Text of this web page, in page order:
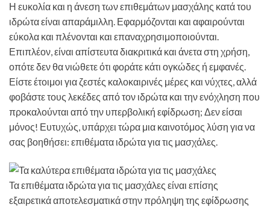
Η ευκολία και η άνεση των επιθεμάτων μασχάλης κατά του
ιδρώτα είναι απαράμιλλη. Εφαρμόζονται και αφαιρούνται
εύκολα και πλένονται και επαναχρησιμοποιούνται.
Επιπλέον, είναι απίστευτα διακριτικά και άνετα στη χρήση,
οπότε δεν θα νιώθετε ότι φοράτε κάτι ογκώδες ή εμφανές.
Είστε έτοιμοι για ζεστές καλοκαιρινές μέρες και νύχτες, αλλά
φοβάστε τους λεκέδες από τον ιδρώτα και την ενόχληση που
προκαλούνται από την υπερβολική εφίδρωση; Δεν είσαι
μόνος! Ευτυχώς, υπάρχει τώρα μια καινοτόμος λύση για να
σας βοηθήσει: επιθέματα ιδρώτα για τις μασχάλες.
Τα επιθέματα ιδρώτα για τις μασχάλες είναι επίσης
εξαιρετικά αποτελεσματικά στην πρόληψη της εφίδρωσης